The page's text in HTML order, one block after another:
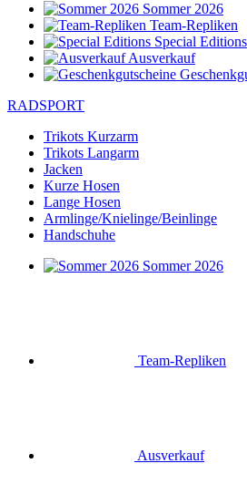
Sommer 2026
Team-Repliken
Special Editions
Ausverkauf
RADSPORT
Trikots Kurzarm
Trikots Langarm
Jacken
Kurze Hosen
Lange Hosen
Armlinge/Knielinge/Beinlinge
Handschuhe
Sommer 2026